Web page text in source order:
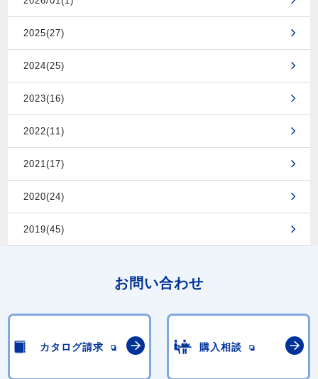
2025(27)
2024(25)
2023(16)
2022(11)
2021(17)
2020(24)
2019(45)
お問い合わせ
カタログ請求 購入相談